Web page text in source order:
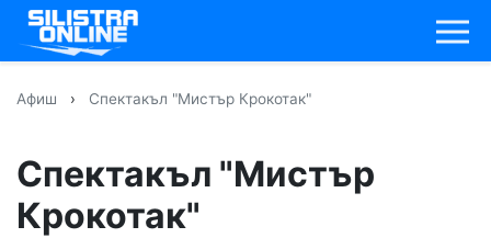
Афиш › Спектакъл "Мистър Крокотак"
Спектакъл "Мистър
Крокотак"